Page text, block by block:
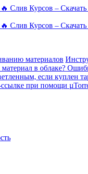
материалов
в облаке?
если куплен
ссылке при помощи